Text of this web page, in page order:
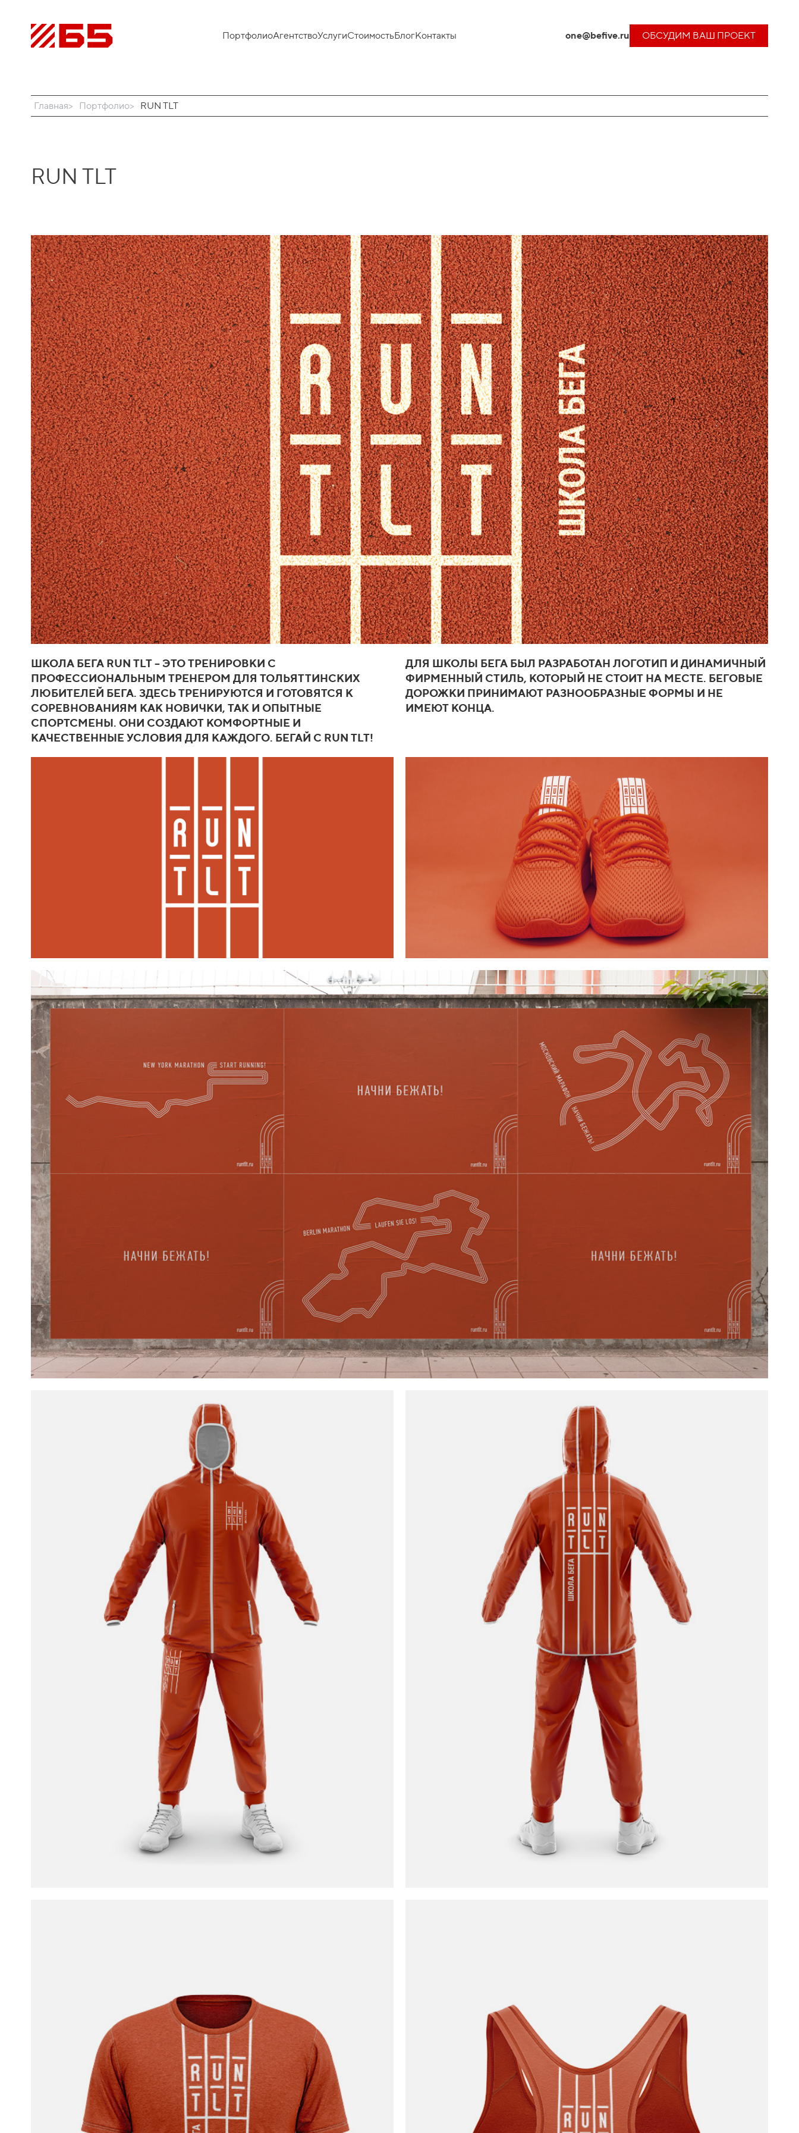
ПортфолиоАгентствоУслугиСтоимостьБлогКонтакты one@befive.ru ОБСУДИМ ВАШ ПРОЕКТ
Главная Портфолио RUN TLT
RUN TLT
ШКОЛА БЕГА RUN TLT – ЭТО ТРЕНИРОВКИ С
ПРОФЕССИОНАЛЬНЫМ ТРЕНЕРОМ ДЛЯ ТОЛЬЯТТИНСКИХ
ЛЮБИТЕЛЕЙ БЕГА. ЗДЕСЬ ТРЕНИРУЮТСЯ И ГОТОВЯТСЯ К
СОРЕВНОВАНИЯМ КАК НОВИЧКИ, ТАК И ОПЫТНЫЕ
СПОРТСМЕНЫ. ОНИ СОЗДАЮТ КОМФОРТНЫЕ И
КАЧЕСТВЕННЫЕ УСЛОВИЯ ДЛЯ КАЖДОГО. БЕГАЙ С RUN TLT!
ДЛЯ ШКОЛЫ БЕГА БЫЛ РАЗРАБОТАН ЛОГОТИП И ДИНАМИЧНЫЙ
ФИРМЕННЫЙ СТИЛЬ, КОТОРЫЙ НЕ СТОИТ НА МЕСТЕ. БЕГОВЫЕ
ДОРОЖКИ ПРИНИМАЮТ РАЗНООБРАЗНЫЕ ФОРМЫ И НЕ
ИМЕЮТ КОНЦА.